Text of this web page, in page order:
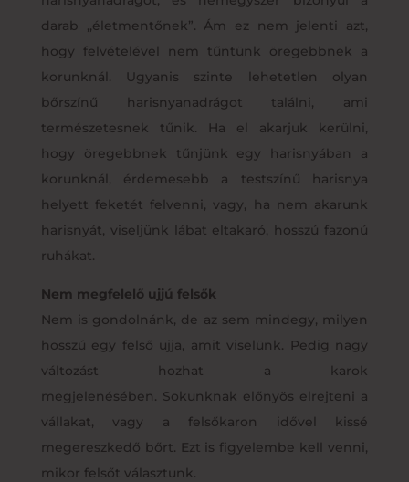
darab ,,életmentőnek”. Ám ez nem jelenti azt,
hogy felvételével nem tűntünk öregebbnek a
korunknál. Ugyanis szinte lehetetlen olyan
bőrszínű harisnyanadrágot találni, ami
természetesnek tűnik. Ha el akarjuk kerülni,
hogy öregebbnek tűnjünk egy harisnyában a
korunknál, érdemesebb a testszínű harisnya
helyett feketét felvenni, vagy, ha nem akarunk
harisnyát, viseljünk lábat eltakaró, hosszú fazonú
ruhákat.
Nem megfelelő ujjú felsők
Nem is gondolnánk, de az sem mindegy, milyen
hosszú egy felső ujja, amit viselünk. Pedig nagy
változást hozhat a karok
megjelenésében. Sokunknak előnyös elrejteni a
vállakat, vagy a felsőkaron idővel kissé
megereszkedő bőrt. Ezt is figyelembe kell venni,
mikor felsőt választunk.